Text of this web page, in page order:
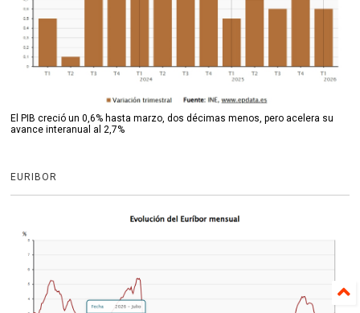
El PIB creció un 0,6% hasta marzo, dos décimas menos, pero acelera su
avance interanual al 2,7%
EURIBOR